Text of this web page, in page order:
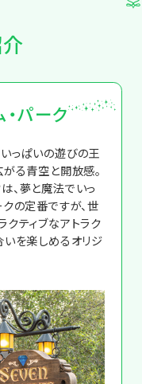
パーク
っぱいの遊びの王
る青空と開放感。
、夢と魔法でいっ
の定番ですが、世
クティブなアトラク
いを楽しめるオリジ